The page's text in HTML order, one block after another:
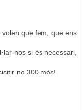
que fem, que ens
nos si és necessari,
ne 300 més!